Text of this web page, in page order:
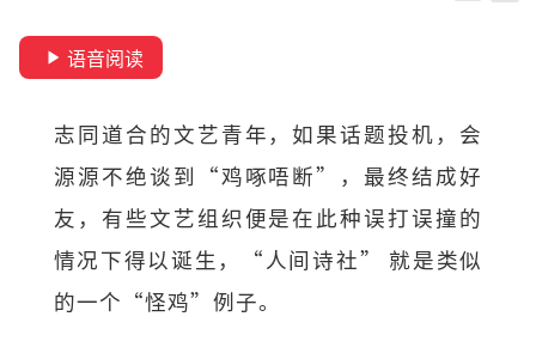
语音阅读
志同道合的文艺青年，如果话题投机，会
源源不绝谈到“鸡啄唔断”，最终结成好
友，有些文艺组织便是在此种误打误撞的
情况下得以诞生，“人间诗社” 就是类似
的一个“怪鸡”例子。